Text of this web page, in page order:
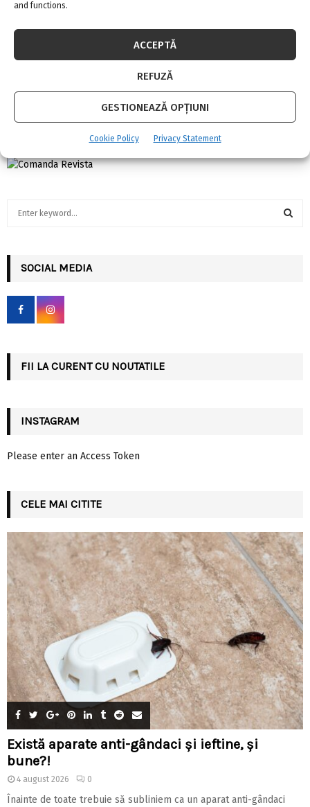
and functions.
ACCEPTĂ
REFUZĂ
GESTIONEAZĂ OPȚIUNI
Cookie Policy Privacy Statement
Cele mai comune mituri despre supravieţuire
care te pot răni
h
f
r
SOCIAL MEDIA
FII LA CURENT CU NOUTATILE
INSTAGRAM
Please enter an Access Token
CELE MAI CITITE
Există aparate anti-gândaci și ieftine, și
bune?!
4 august 2026 0
Înainte de toate trebuie să subliniem ca un aparat anti-gândaci